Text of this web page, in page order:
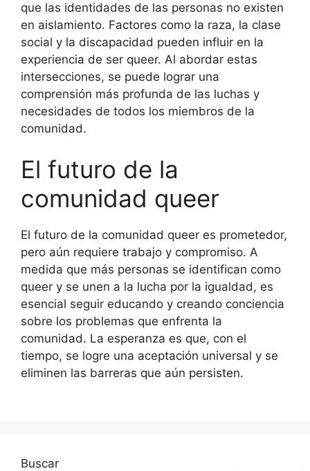
que las identidades de las personas no existen
en aislamiento. Factores como la raza, la clase
social y la discapacidad pueden influir en la
experiencia de ser queer. Al abordar estas
intersecciones, se puede lograr una
comprensión más profunda de las luchas y
necesidades de todos los miembros de la
comunidad.
El futuro de la
comunidad queer
El futuro de la comunidad queer es prometedor,
pero aún requiere trabajo y compromiso. A
medida que más personas se identifican como
queer y se unen a la lucha por la igualdad, es
esencial seguir educando y creando conciencia
sobre los problemas que enfrenta la
comunidad. La esperanza es que, con el
tiempo, se logre una aceptación universal y se
eliminen las barreras que aún persisten.
Buscar